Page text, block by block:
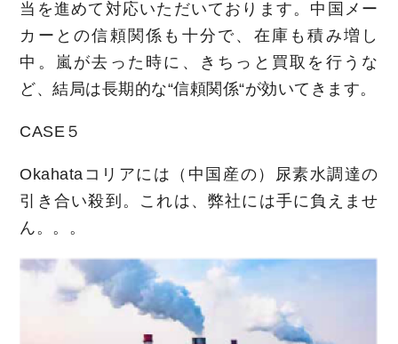
当を進めて対応いただいております。中国メー
カーとの信頼関係も十分で、在庫も積み増し
中。嵐が去った時に、きちっと買取を行うな
ど、結局は長期的な“信頼関係“が効いてきます。
CASE５
Okahataコリアには（中国産の）尿素水調達の
引き合い殺到。これは、弊社には手に負えませ
ん。。。